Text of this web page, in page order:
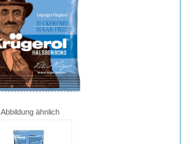
Abbildung ähnlich